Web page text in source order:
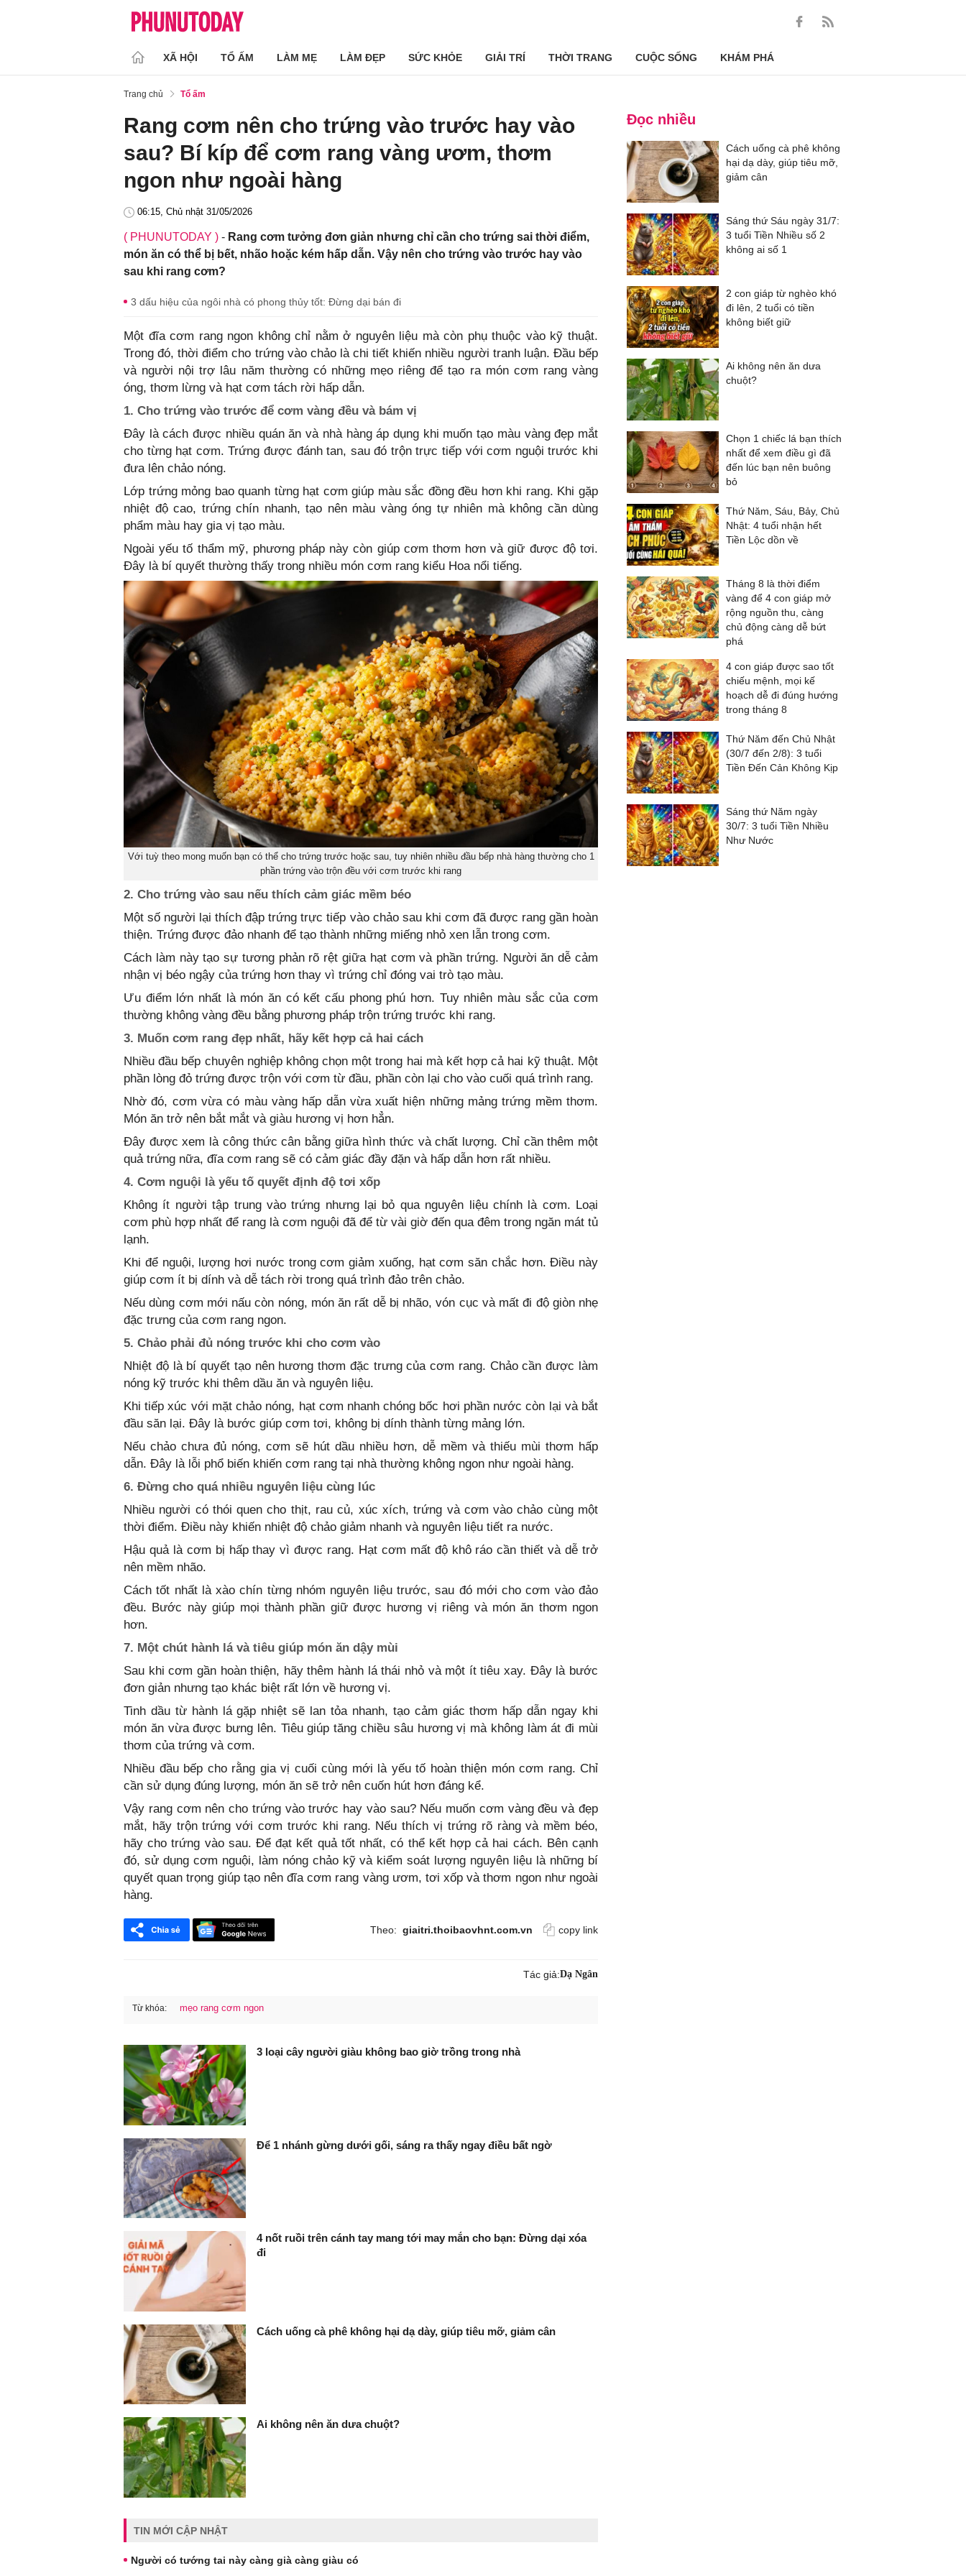
XÃ HỘI TỔ ẤM LÀM MẸ LÀM ĐẸP SỨC KHỎE GIẢI TRÍ THỜI TRANG CUỘC SỐNG KHÁM PHÁ
Trang chủ Tổ ấm
Rang cơm nên cho trứng vào trước hay vào
sau? Bí kíp để cơm rang vàng ươm, thơm
ngon như ngoài hàng
06:15, Chủ nhật 31/05/2026
( PHUNUTODAY ) - Rang cơm tưởng đơn giản nhưng chỉ cần cho trứng sai thời điểm,
món ăn có thể bị bết, nhão hoặc kém hấp dẫn. Vậy nên cho trứng vào trước hay vào
sau khi rang cơm?
3 dấu hiệu của ngôi nhà có phong thủy tốt: Đừng dại bán đi
Một đĩa cơm rang ngon không chỉ nằm ở nguyên liệu mà còn phụ thuộc vào kỹ thuật.
Trong đó, thời điểm cho trứng vào chảo là chi tiết khiến nhiều người tranh luận. Đầu bếp
và người nội trợ lâu năm thường có những mẹo riêng để tạo ra món cơm rang vàng
óng, thơm lừng và hạt cơm tách rời hấp dẫn.
1. Cho trứng vào trước để cơm vàng đều và bám vị
Đây là cách được nhiều quán ăn và nhà hàng áp dụng khi muốn tạo màu vàng đẹp mắt
cho từng hạt cơm. Trứng được đánh tan, sau đó trộn trực tiếp với cơm nguội trước khi
đưa lên chảo nóng.
Lớp trứng mỏng bao quanh từng hạt cơm giúp màu sắc đồng đều hơn khi rang. Khi gặp
nhiệt độ cao, trứng chín nhanh, tạo nên màu vàng óng tự nhiên mà không cần dùng
phẩm màu hay gia vị tạo màu.
Ngoài yếu tố thẩm mỹ, phương pháp này còn giúp cơm thơm hơn và giữ được độ tơi.
Đây là bí quyết thường thấy trong nhiều món cơm rang kiểu Hoa nổi tiếng.
Với tuỳ theo mong muốn bạn có thể cho trứng trước hoặc sau, tuy nhiên nhiều đầu bếp nhà hàng thường cho 1
phần trứng vào trộn đều với cơm trước khi rang
2. Cho trứng vào sau nếu thích cảm giác mềm béo
Một số người lại thích đập trứng trực tiếp vào chảo sau khi cơm đã được rang gần hoàn
thiện. Trứng được đảo nhanh để tạo thành những miếng nhỏ xen lẫn trong cơm.
Cách làm này tạo sự tương phản rõ rệt giữa hạt cơm và phần trứng. Người ăn dễ cảm
nhận vị béo ngậy của trứng hơn thay vì trứng chỉ đóng vai trò tạo màu.
Ưu điểm lớn nhất là món ăn có kết cấu phong phú hơn. Tuy nhiên màu sắc của cơm
thường không vàng đều bằng phương pháp trộn trứng trước khi rang.
3. Muốn cơm rang đẹp nhất, hãy kết hợp cả hai cách
Nhiều đầu bếp chuyên nghiệp không chọn một trong hai mà kết hợp cả hai kỹ thuật. Một
phần lòng đỏ trứng được trộn với cơm từ đầu, phần còn lại cho vào cuối quá trình rang.
Nhờ đó, cơm vừa có màu vàng hấp dẫn vừa xuất hiện những mảng trứng mềm thơm.
Món ăn trở nên bắt mắt và giàu hương vị hơn hẳn.
Đây được xem là công thức cân bằng giữa hình thức và chất lượng. Chỉ cần thêm một
quả trứng nữa, đĩa cơm rang sẽ có cảm giác đầy đặn và hấp dẫn hơn rất nhiều.
4. Cơm nguội là yếu tố quyết định độ tơi xốp
Không ít người tập trung vào trứng nhưng lại bỏ qua nguyên liệu chính là cơm. Loại
cơm phù hợp nhất để rang là cơm nguội đã để từ vài giờ đến qua đêm trong ngăn mát tủ
lạnh.
Khi để nguội, lượng hơi nước trong cơm giảm xuống, hạt cơm săn chắc hơn. Điều này
giúp cơm ít bị dính và dễ tách rời trong quá trình đảo trên chảo.
Nếu dùng cơm mới nấu còn nóng, món ăn rất dễ bị nhão, vón cục và mất đi độ giòn nhẹ
đặc trưng của cơm rang ngon.
5. Chảo phải đủ nóng trước khi cho cơm vào
Nhiệt độ là bí quyết tạo nên hương thơm đặc trưng của cơm rang. Chảo cần được làm
nóng kỹ trước khi thêm dầu ăn và nguyên liệu.
Khi tiếp xúc với mặt chảo nóng, hạt cơm nhanh chóng bốc hơi phần nước còn lại và bắt
đầu săn lại. Đây là bước giúp cơm tơi, không bị dính thành từng mảng lớn.
Nếu chảo chưa đủ nóng, cơm sẽ hút dầu nhiều hơn, dễ mềm và thiếu mùi thơm hấp
dẫn. Đây là lỗi phổ biến khiến cơm rang tại nhà thường không ngon như ngoài hàng.
6. Đừng cho quá nhiều nguyên liệu cùng lúc
Nhiều người có thói quen cho thịt, rau củ, xúc xích, trứng và cơm vào chảo cùng một
thời điểm. Điều này khiến nhiệt độ chảo giảm nhanh và nguyên liệu tiết ra nước.
Hậu quả là cơm bị hấp thay vì được rang. Hạt cơm mất độ khô ráo cần thiết và dễ trở
nên mềm nhão.
Cách tốt nhất là xào chín từng nhóm nguyên liệu trước, sau đó mới cho cơm vào đảo
đều. Bước này giúp mọi thành phần giữ được hương vị riêng và món ăn thơm ngon
hơn.
7. Một chút hành lá và tiêu giúp món ăn dậy mùi
Sau khi cơm gần hoàn thiện, hãy thêm hành lá thái nhỏ và một ít tiêu xay. Đây là bước
đơn giản nhưng tạo khác biệt rất lớn về hương vị.
Tinh dầu từ hành lá gặp nhiệt sẽ lan tỏa nhanh, tạo cảm giác thơm hấp dẫn ngay khi
món ăn vừa được bưng lên. Tiêu giúp tăng chiều sâu hương vị mà không làm át đi mùi
thơm của trứng và cơm.
Nhiều đầu bếp cho rằng gia vị cuối cùng mới là yếu tố hoàn thiện món cơm rang. Chỉ
cần sử dụng đúng lượng, món ăn sẽ trở nên cuốn hút hơn đáng kể.
Vậy rang cơm nên cho trứng vào trước hay vào sau? Nếu muốn cơm vàng đều và đẹp
mắt, hãy trộn trứng với cơm trước khi rang. Nếu thích vị trứng rõ ràng và mềm béo,
hãy cho trứng vào sau. Để đạt kết quả tốt nhất, có thể kết hợp cả hai cách. Bên cạnh
đó, sử dụng cơm nguội, làm nóng chảo kỹ và kiểm soát lượng nguyên liệu là những bí
quyết quan trọng giúp tạo nên đĩa cơm rang vàng ươm, tơi xốp và thơm ngon như ngoài
hàng.
Theo: giaitri.thoibaovhnt.com.vn copy link
Tác giả:Dạ Ngân
Từ khóa: mẹo rang cơm ngon
3 loại cây người giàu không bao giờ trồng trong nhà
Để 1 nhánh gừng dưới gối, sáng ra thấy ngay điều bất ngờ
4 nốt ruồi trên cánh tay mang tới may mắn cho bạn: Đừng dại xóa
đi
Cách uống cà phê không hại dạ dày, giúp tiêu mỡ, giảm cân
Ai không nên ăn dưa chuột?
TIN MỚI CẬP NHẬT
Người có tướng tai này càng già càng giàu có
Đọc nhiều
Cách uống cà phê không
hại dạ dày, giúp tiêu mỡ,
giảm cân
Sáng thứ Sáu ngày 31/7:
3 tuổi Tiền Nhiều số 2
không ai số 1
2 con giáp từ nghèo khó
đi lên, 2 tuổi có tiền
không biết giữ
Ai không nên ăn dưa
chuột?
Chọn 1 chiếc lá bạn thích
nhất để xem điều gì đã
đến lúc bạn nên buông
bỏ
Thứ Năm, Sáu, Bảy, Chủ
Nhật: 4 tuổi nhận hết
Tiền Lộc dồn về
Tháng 8 là thời điểm
vàng để 4 con giáp mở
rộng nguồn thu, càng
chủ động càng dễ bứt
phá
4 con giáp được sao tốt
chiếu mệnh, mọi kế
hoạch dễ đi đúng hướng
trong tháng 8
Thứ Năm đến Chủ Nhật
(30/7 đến 2/8): 3 tuổi
Tiền Đến Cản Không Kịp
Sáng thứ Năm ngày
30/7: 3 tuổi Tiền Nhiều
Như Nước